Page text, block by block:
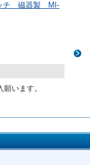
チ 磁器製 MI-
願います。